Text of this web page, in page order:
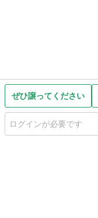
ぜひ譲ってください